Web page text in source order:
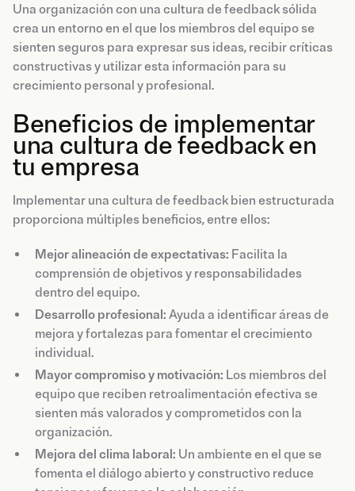
Una organización con una cultura de feedback sólida
crea un entorno en el que los miembros del equipo se
sienten seguros para expresar sus ideas, recibir críticas
constructivas y utilizar esta información para su
crecimiento personal y profesional.
Beneficios de implementar
una cultura de feedback en
tu empresa
Implementar una cultura de feedback bien estructurada
proporciona múltiples beneficios, entre ellos:
Mejor alineación de expectativas: Facilita la
comprensión de objetivos y responsabilidades
dentro del equipo.
Desarrollo profesional: Ayuda a identificar áreas de
mejora y fortalezas para fomentar el crecimiento
individual.
Mayor compromiso y motivación: Los miembros del
equipo que reciben retroalimentación efectiva se
sienten más valorados y comprometidos con la
organización.
Mejora del clima laboral: Un ambiente en el que se
fomenta el diálogo abierto y constructivo reduce